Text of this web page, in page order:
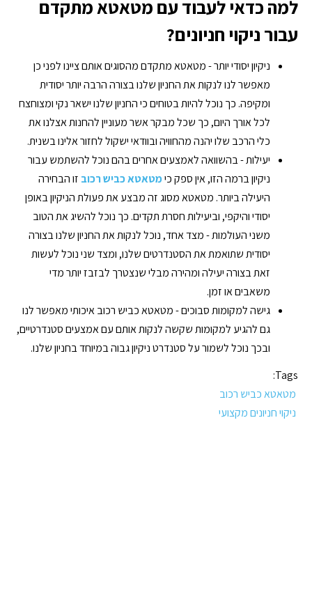
למה כדאי לעבוד עם מטאטא מתקדם
עבור ניקוי חניונים?
ניקיון יסודי יותר - מטאטא מתקדם מהסוגים אותם ציינו לפני כן
מאפשר לנו לנקות את החניון שלנו בצורה הרבה יותר יסודית
ומקיפה. כך נוכל להיות בטוחים כי החניון שלנו ישאר נקי ומצוחצח
לכל אורך היום, כך שכל מבקר אשר מעוניין להחנות אצלנו את
כלי הרכב שלו יהנה מהחוויה ובוודאי ישקול לחזור אלינו בשנית.
יעילות - בהשוואה לאמצעים אחרים בהם נוכל להשתמש עבור
ניקיון ברמה הזו, אין ספק כימטאטא כביש רכוב זו הבחירה
היעילה ביותר. מטאטא מסוג זה מבצע את פעולת הניקיון באופן
יסודי והיקפי, וביעילות חסרת תקדים. כך נוכל להשיג את הטוב
משני העולמות - מצד אחד, נוכל לנקות את החניון שלנו בצורה
יסודית שתואמת את הסטנדרטים שלנו, ומצד שני נוכל לעשות
זאת בצורה יעילה ומהירה מבלי שנצטרך לבזבז יותר מדי
משאבים או זמן.
גישה למקומות סבוכים - מטאטא כביש רכוב איכותי מאפשר לנו
גם להגיע למקומות שקשה לנקות אותם עם אמצעים סטנדרטיים,
ובכך נוכל לשמור על סטנדרט ניקיון גבוה במיוחד בחניון שלנו.
Tags:
מטאטא כביש רכוב
ניקוי חניונים מקצועי